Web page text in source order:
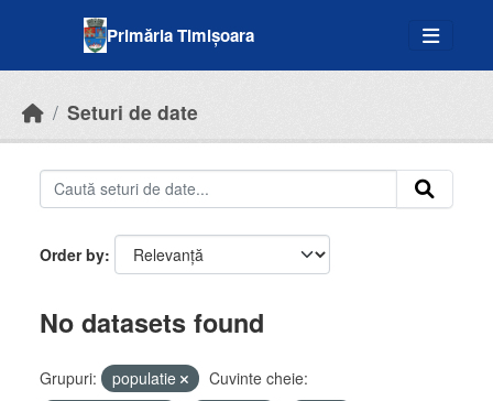
Primăria Timișoara
Seturi de date
Order by
No datasets found
Grupuri: populatie
Cuvinte cheie: